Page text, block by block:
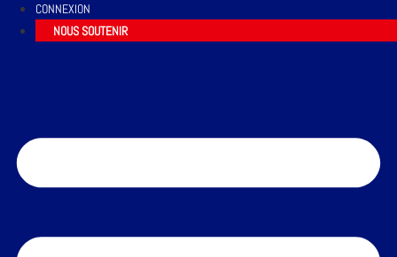
CONNEXION
NOUS SOUTENIR